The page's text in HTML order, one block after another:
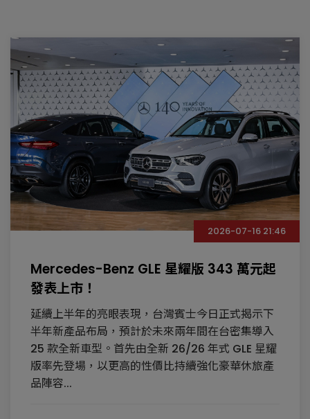
2026-07-16 21:46
Mercedes-Benz GLE 星耀版 343 萬元起
發表上市！
延續上半年的亮眼表現，台灣賓士今日正式揭示下
半年新產品布局，預計於未來兩年間在台密集導入
25 款全新車型。首先由全新 26/26 年式 GLE 星耀
版率先登場，以更高的性價比持續強化豪華休旅產
品陣容...